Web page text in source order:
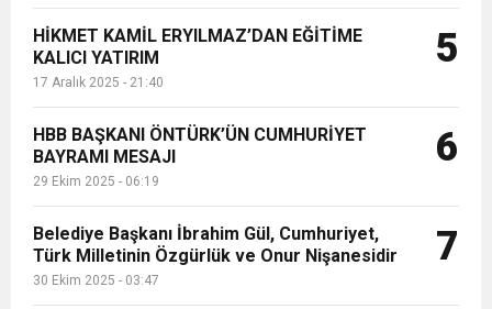
GÖNÜLLERE DOKUNAN ZİYARET
HİKMET KAMİL ERYILMAZ’DAN EĞİTİME
KALICI YATIRIM
17 Aralık 2025 - 21:40
5
HBB BAŞKANI ÖNTÜRK’ÜN CUMHURİYET
BAYRAMI MESAJI
29 Ekim 2025 - 06:19
6
Belediye Başkanı İbrahim Gül, Cumhuriyet,
Türk Milletinin Özgürlük ve Onur Nişanesidir
30 Ekim 2025 - 03:47
7